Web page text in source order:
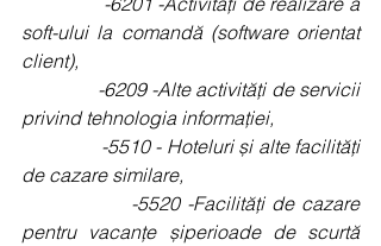
soft-ului la comandă (software orientat
client),
privind tehnologia informației,
de cazare similare,
pentru vacanțe șiperioade de scurtă